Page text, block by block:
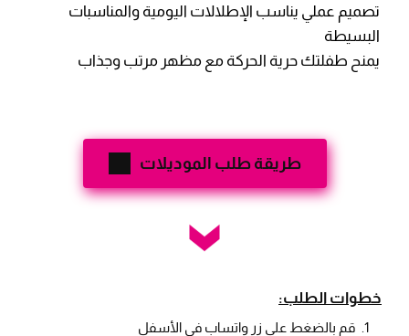
تصميم عملي يناسب الإطلالات اليومية والمناسبات
البسيطة
يمنح طفلتك حرية الحركة مع مظهر مرتب وجذاب
طريقة طلب الموديلات
خطوات الطلب:
قم بالضغط على زر واتساب في الأسفل